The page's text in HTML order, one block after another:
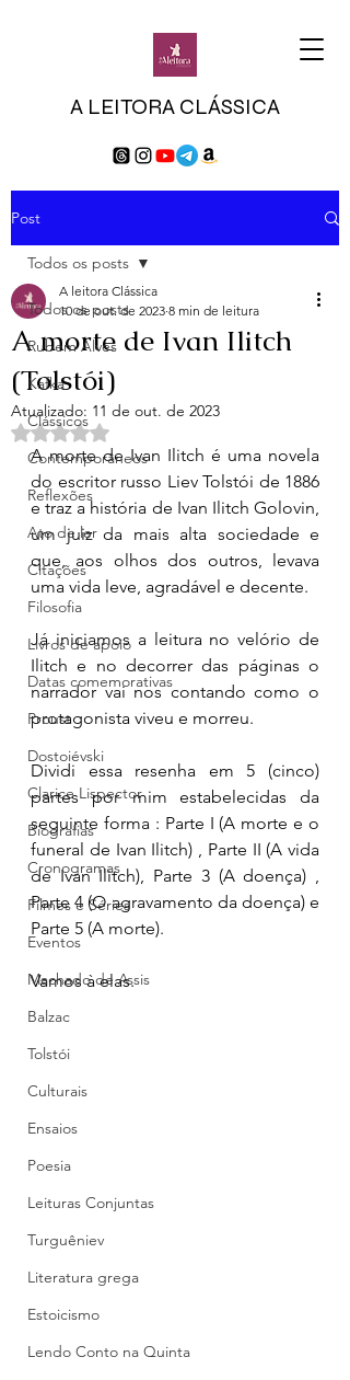
A LEITORA CLÁSSICA
Post
Todos os posts
Rubem Alves
Kafka
Clássicos
Contemporâneos
Reflexões
Ato de ler
Citações
Filosofia
Livros de apoio
Datas comemorativas
Proust
Dostoiévski
Clarice Lispector
Biografias
Cronogramas
Filmes e Séries
Eventos
Machado de Assis
Balzac
Tolstói
Culturais
Ensaios
Poesia
Leituras Conjuntas
Turguêniev
Literatura grega
Estoicismo
Lendo Conto na Quinta
Todos os posts
A morte de Ivan Ilitch
(Tolstói)
A leitora Clássica
10 de out. de 2023 8 min de leitura
Atualizado: 11 de out. de 2023
Avaliado com NaN de 5 estrelas.
A morte de Ivan Ilitch é uma novela
do escritor russo Liev Tolstói de 1886
e traz a história de Ivan Ilitch Golovin,
um juiz da mais alta sociedade e
que, aos olhos dos outros, levava
uma vida leve, agradável e decente.
Já iniciamos a leitura no velório de
Ilitch e no decorrer das páginas o
narrador vai nos contando como o
protagonista viveu e morreu.
Dividi essa resenha em 5 (cinco)
partes por mim estabelecidas da
seguinte forma : Parte I (A morte e o
funeral de Ivan Ilitch) , Parte II (A vida
de Ivan Ilitch), Parte 3 (A doença) ,
Parte 4 (O agravamento da doença) e
Parte 5 (A morte).
Vamos à elas.